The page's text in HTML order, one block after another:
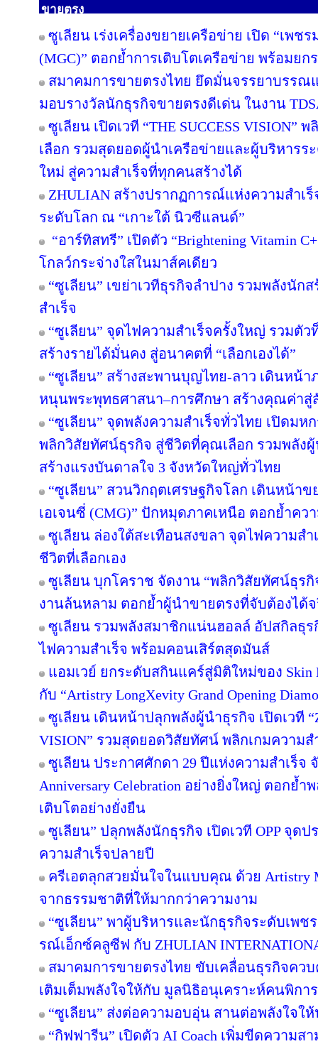
ขายตรง
ซูเลียน เร่งเครื่องขยายเครือข่าย เปิด “เพช
(MGC)” ตอกย้ำการเติบโตเครือข่าย พร้อมย
สมาคมการขายตรงไทย ยึดมั่นจรรยาบรรณ
มอบรางวัลนักธุรกิจขายตรงดีเด่น ในงาน
ซูเลียน เปิดเวที “THE SUCCESS
เลือก รวมสุดยอดผู้นำเครือข่ายและผู้บริหาร
ใหม่ สู่ความสำเร็จที่ทุกคนสร้างได้
ZHULIAN สร้างปรากฏการณ์แห่งความสำเ
ระดับโลก ณ “เกาะใต้ นิวซีแลนด์”
“อาร์ทิสทรี” เปิดตัว “Brightening Vitamin
โกลว์กระจ่างใสในมาส์คเดียว
“ซูเลียน” เขย่าเวทีธุรกิจลำปาง รวมพลังนั
สำเร็จ
“ซูเลียน” จุดไฟความสำเร็จครั้งใหญ่ รวมตั
สร้างรายได้มั่นคง สู่อนาคตที่ “เลือกเองได้”
“ซูเลียน” สร้างสะพานบุญไทย-ลาว เดินหน้า
หนุนพระพุทธศาสนา–การศึกษา สร้างคุณค่าสู่
“ซูเลียน” จุดพลังความสำเร็จทั่วไทย เปิดมหก
พลิกวิสัยทัศน์ธุรกิจ สู่ชีวิตที่คุณเลือก รวมพลังผู้
สร้างแรงบันดาลใจ 3 จังหวัดใหญ่ทั่วไทย
“ซูเลียน” สวนวิกฤตเศรษฐกิจโลก เดินหน้า
เอเจนซี่ (CMG)” ปักหมุดภาคเหนือ ตอกย้ำคว
ซูเลียน ล่องใต้สะเทือนสงขลา จุดไฟความส
ชีวิตที่เลือกเอง
ซูเลียน บุกโคราช จัดงาน “พลิกวิสัยทัศน์ธุร
งานล้นหลาม ตอกย้ำผู้นำขายตรงที่จับต้องได้จ
ซูเลียน รวมพลังสมาชิกแน่นฮอลล์ อัปสกิลธุ
ไฟความสำเร็จ พร้อมคอนเสิร์ตสุดมันส์
แอมเวย์ ยกระดับสกินแคร์สู่มิติใหม่ของ Skin
กับ “Artistry LongXevity Grand Opening
ซูเลียน เดินหน้าปลุกพลังผู้นำธุรกิจ เปิดเวที
VISION” รวมสุดยอดวิสัยทัศน์ พลิกเกมความ
ซูเลียน ประกาศศักดา 29 ปีแห่งความสำเร็จ
Anniversary Celebration อย่างยิ่งใหญ่ ตอกย้
เติบโตอย่างยั่งยืน
ซูเลียน” ปลุกพลังนักธุรกิจ เปิดเวที OPP จุด
ความสำเร็จปลายปี
ครีเอตลุกสวยมั่นใจในแบบคุณ ด้วย Artistry
จากธรรมชาติที่ให้มากกว่าความงาม
“ซูเลียน” พาผู้บริหารและนักธุรกิจระดับเพ
รณ์เอ็กซ์คลูซีฟ กับ ZHULIAN
สมาคมการขายตรงไทย ขับเคลื่อนธุรกิจคว
เติมเต็มพลังใจให้กับ มูลนิธิอนุเคราะห์คนพิกา
“ซูเลียน” ส่งต่อความอบอุ่น สานต่อพลังใจให้
“กิฟฟารีน” เปิดตัว AI Coach เพิ่มขีดความส